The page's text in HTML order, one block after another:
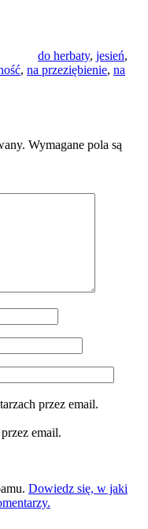
do herbaty, jesień,
, na przeziębienie, na
Wymagane pola są
przez email.
email.
Dowiedz się, w jaki